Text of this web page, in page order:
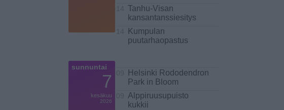
Tanhu-Visan
kansantanssiesitys
Kumpulan
puutarhaopastus
sunnuntai
7
kesäkuu
2026
Helsinki Rododendron
Park in Bloom
Alppiruusupuisto
kukkii